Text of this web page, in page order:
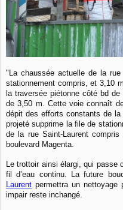
"La chaussée actuelle de la
stationnement compris, et 3,10
la traversée piétonne côté bd
de 3,50 m. Cette voie connaît
dépit des efforts constants de la
projeté supprime la file de
de la rue Saint-Laurent
boulevard Magenta.
Le trottoir ainsi élargi, qui passe
fil d’eau continu. La future
Laurent permettra un
impair reste inchangé.